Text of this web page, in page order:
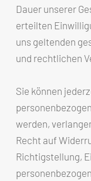
Dauer unserer
erteilten
uns geltenden
und rechtlichen
Sie können
werden,
Recht auf
Richtigstellung,